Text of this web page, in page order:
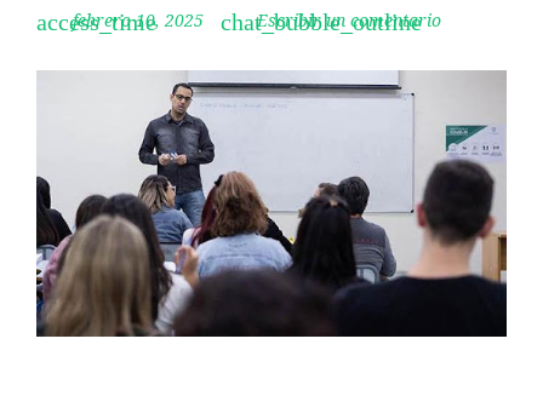
access_time
febrero 10, 2025 chat_bubble_outline
Escribir un comentario